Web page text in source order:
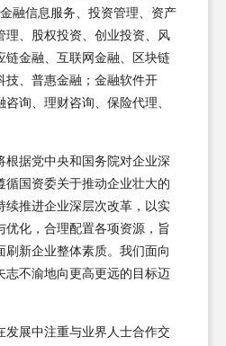
融信息服务、投资管理、资产
理、股权投资、创业投资、风
链金融、互联网金融、区块链
技、普惠金融；金融软件开
询、理财咨询、保险代理、
根据党中央和国务院对企业深
循国资委关于推动企业壮大的
续推进企业深层次改革，以实
优化，合理配置各项资源，旨
刷新企业整体素质。我们面向
志不渝地向更高更远的目标迈
发展中注重与业界人士合作交